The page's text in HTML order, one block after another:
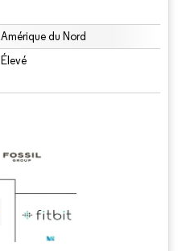
Amérique du Nord
Élevé